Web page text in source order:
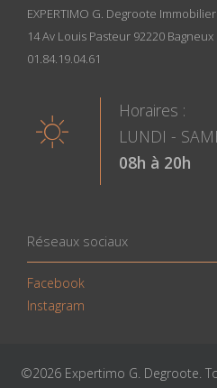
EXPERTIMO G. Degroote Immobilier
14 Av Louis Pasteur 92220 Bagneux
01.84.19.04.61
Horaires :
LUNDI -
08h à 20h
Réseaux sociaux
Facebook
Instagram
©2026 Expertimo G. Degroote.